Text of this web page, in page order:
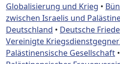
Globalisierung und Krieg •
zwischen Israelis und
Deutschland • Deutsche
Vereinigte
Palästinensische Gesellschaft •